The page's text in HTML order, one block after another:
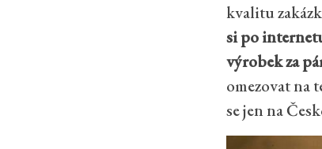
kvalitu
si po
výrobek za
omezovat na
se jen na